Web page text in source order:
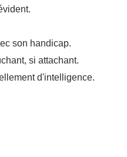
son handicap.
si attachant.
d'intelligence.